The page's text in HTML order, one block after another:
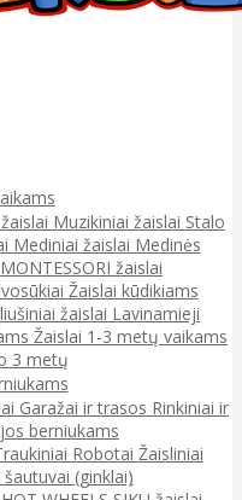
Muzikiniai žaislai Stalo
Mediniai žaislai Medinės
MONTESSORI žaislai
Žaislai kūdikiams
žaislai Lavinamieji
Žaislai 1-3 metų vaikams
3 metų
Garažai ir trasos Rinkiniai ir
berniukams
Robotai Žaisliniai
šautuvai (ginklai)